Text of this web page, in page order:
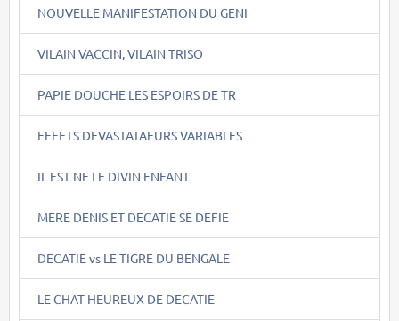
NOUVELLE MANIFESTATION DU GENI
VILAIN VACCIN, VILAIN TRISO
PAPIE DOUCHE LES ESPOIRS DE TR
EFFETS DEVASTATAEURS VARIABLES
IL EST NE LE DIVIN ENFANT
MERE DENIS ET DECATIE SE DEFIE
DECATIE vs LE TIGRE DU BENGALE
LE CHAT HEUREUX DE DECATIE